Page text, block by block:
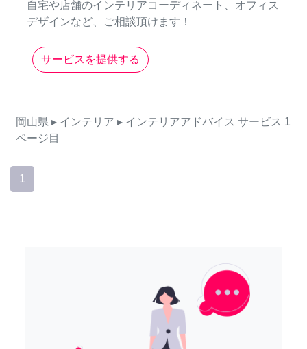
自宅や店舗のインテリアコーディネート、オフィス
デザインなど、ご相談頂けます！
サービスを提供する
岡山県 ▸ インテリア ▸ インテリアアドバイス サービス 1
ページ目
1